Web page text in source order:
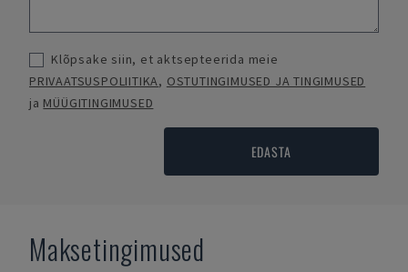
Klõpsake siin, et aktsepteerida meie
PRIVAATSUSPOLIITIKA, OSTUTINGIMUSED JA TINGIMUSED
ja MÜÜGITINGIMUSED
EDASTA
Maksetingimused